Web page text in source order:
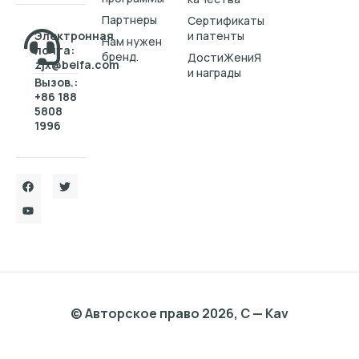
Электронная
почта:
zjx@beifa.com
Вызов.:
+86 188
5808
1996
Партнеры
Нам нужен
бренд.
Cертификаты
и патенты
ДостиЖениЯ
и награды
© Авторское право 2026, C — Kav